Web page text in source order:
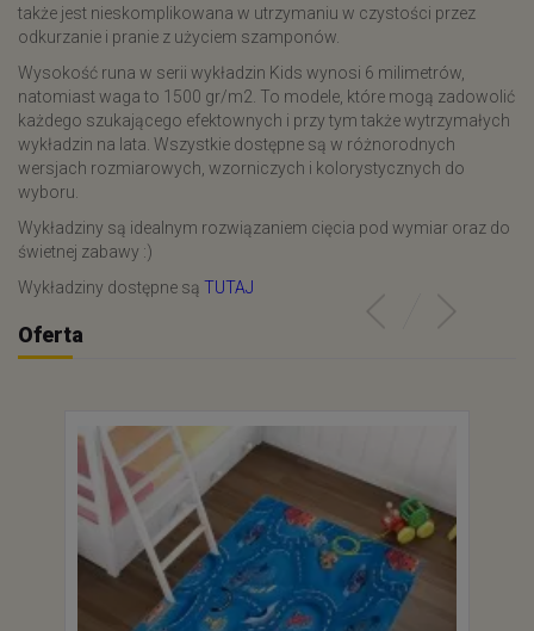
także jest nieskomplikowana w utrzymaniu w czystości przez
odkurzanie i pranie z użyciem szamponów.
Wysokość runa w serii wykładzin Kids wynosi 6 milimetrów,
natomiast waga to 1500 gr/m2. To modele, które mogą zadowolić
każdego szukającego efektownych i przy tym także wytrzymałych
wykładzin na lata. Wszystkie dostępne są w różnorodnych
wersjach rozmiarowych, wzorniczych i kolorystycznych do
wyboru.
Wykładziny są idealnym rozwiązaniem cięcia pod wymiar oraz do
świetnej zabawy :)
Wykładziny dostępne są TUTAJ
Oferta